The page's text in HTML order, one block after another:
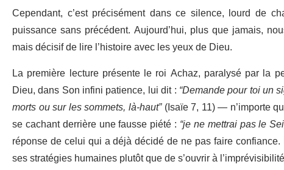
Cependant, c’est précisément dans ce silence, lourd de
puissance sans précédent. Aujourd’hui, plus que jamais,
mais décisif de lire l’histoire avec les yeux de Dieu.
La première lecture présente le roi Achaz, paralysé par la
Dieu, dans Son infini patience, lui dit :“Demande pour toi un
morts ou sur les sommets, là-haut”(Isaïe 7, 11) — n’importe
se cachant derrière une fausse piété : “je ne mettrai pas le
réponse de celui qui a déjà décidé de ne pas faire
ses stratégies humaines plutôt que de s’ouvrir à